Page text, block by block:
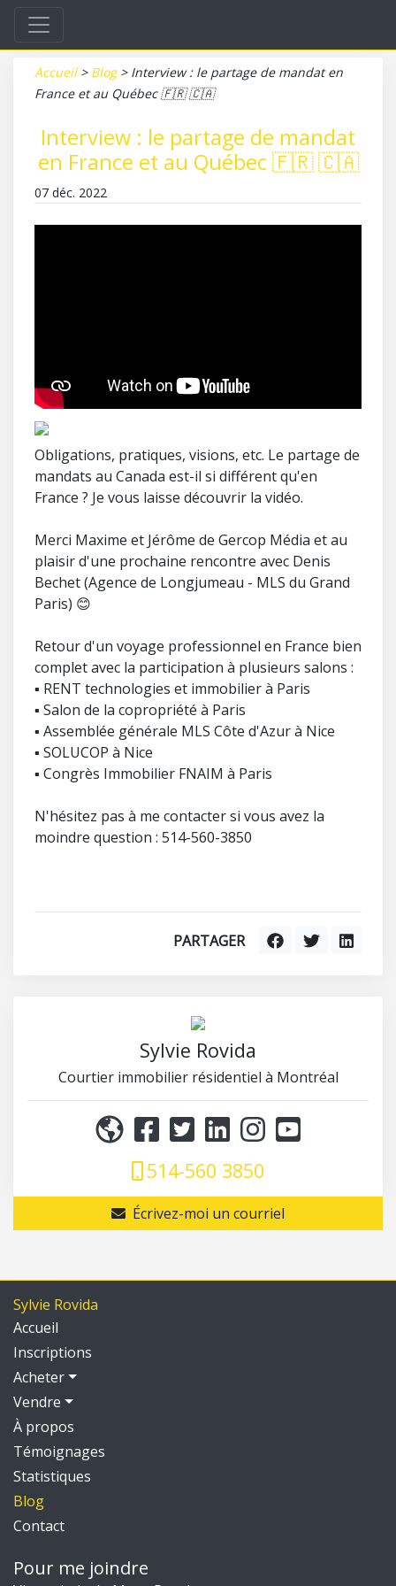
Accueil > Blog > Interview : le partage de mandat en
France et au Québec 🇫🇷 🇨🇦
Interview : le partage de mandat
en France et au Québec 🇫🇷 🇨🇦
07 déc. 2022
Obligations, pratiques, visions, etc. Le partage de
mandats au Canada est-il si différent qu'en
France ? Je vous laisse découvrir la vidéo.
Merci Maxime et Jérôme de Gercop Média et au
plaisir d'une prochaine rencontre avec Denis
Bechet (Agence de Longjumeau - MLS du Grand
Paris) 😊
Retour d'un voyage professionnel en France bien
complet avec la participation à plusieurs salons :
▪️ RENT technologies et immobilier à Paris
▪️ Salon de la copropriété à Paris
▪️ Assemblée générale MLS Côte d'Azur à Nice
▪️ SOLUCOP à Nice
▪️ Congrès Immobilier FNAIM à Paris
N'hésitez pas à me contacter si vous avez la
moindre question : 514-560-3850
PARTAGER
Sylvie Rovida
Courtier immobilier résidentiel à Montréal
514-560 3850
Écrivez-moi un courriel
Sylvie Rovida
Accueil
Inscriptions
Acheter
Vendre
À propos
Témoignages
Statistiques
Blog
Contact
Pour me joindre